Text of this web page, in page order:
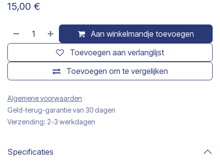
15,00 €
Aan winkelmandje toevoegen
Toevoegen om te vergelijken
Toevoegen aan verlanglijst
Algemene voorwaarden
Geld-terug-garantie van 30 dagen
Verzending: 2-3 werkdagen
Specificaties